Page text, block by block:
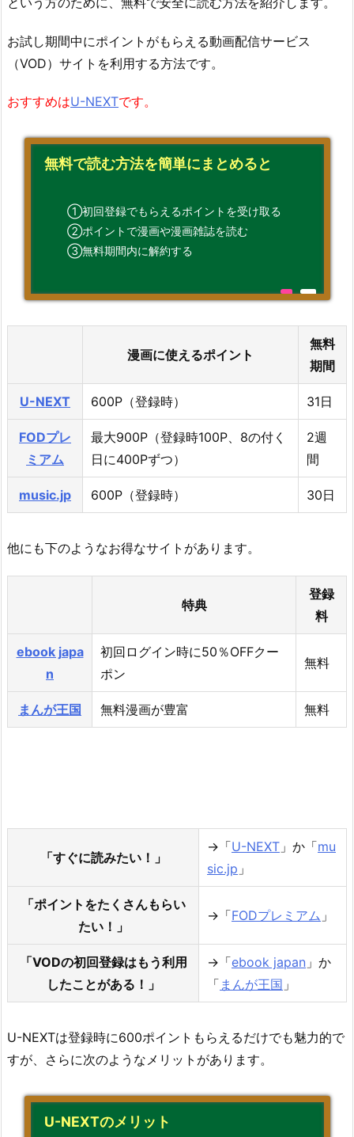
お試し期間中にポイントがもらえる動画配信サービス
（VOD）サイトを利用する方法です。
おすすめはU-NEXTです。
無料で読む方法を簡単にまとめると
①初回登録でもらえるポイントを受け取る
②ポイントで漫画や漫画雑誌を読む
③無料期間内に解約する
漫画に使えるポイント
無料
期間
U-NEXT 600P（登録時） 31日
FODプレ
ミアム
最大900P（登録時100P、8の付く
日に400Pずつ）
2週
間
music.jp 600P（登録時） 30日
他にも下のようなお得なサイトがあります。
特典
登録
料
ebook japa
n
初回ログイン時に50％OFFクー
ポン
無料
まんが王国 無料漫画が豊富 無料
「すぐに読みたい！」
→「U-NEXT 」か「mu
sic.jp 」
「ポイントをたくさんもらい
たい！」
→「FODプレミアム 」
「VODの初回登録はもう利用
したことがある！」
→「ebook japan 」か
「 まんが王国 」
U-NEXTは登録時に600ポイントもらえるだけでも魅力的で
すが、さらに次のようなメリットがあります。
U-NEXTのメリット